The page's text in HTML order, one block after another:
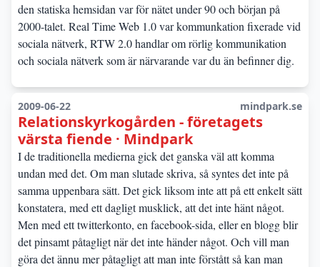
den statiska hemsidan var för nätet under 90 och början på
2000-talet. Real Time Web 1.0 var kommunkation fixerade vid
sociala nätverk, RTW 2.0 handlar om rörlig kommunikation
och sociala nätverk som är närvarande var du än befinner dig.
2009-06-22 mindpark.se
Relationskyrkogården - företagets
värsta fiende · Mindpark
I de traditionella medierna gick det ganska väl att komma
undan med det. Om man slutade skriva, så syntes det inte på
samma uppenbara sätt. Det gick liksom inte att på ett enkelt sätt
konstatera, med ett dagligt musklick, att det inte hänt något.
Men med ett twitterkonto, en facebook-sida, eller en blogg blir
det pinsamt påtagligt när det inte händer något. Och vill man
göra det ännu mer påtagligt att man inte förstått så kan man